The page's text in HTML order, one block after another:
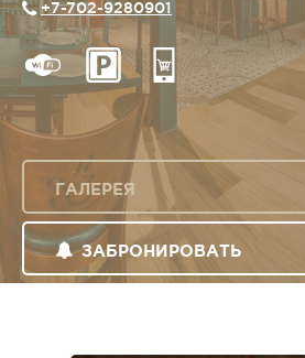
+7-702-9280901
ГАЛЕРЕЯ
ЗАБРОНИРОВАТЬ